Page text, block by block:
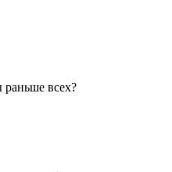
раньше всех?